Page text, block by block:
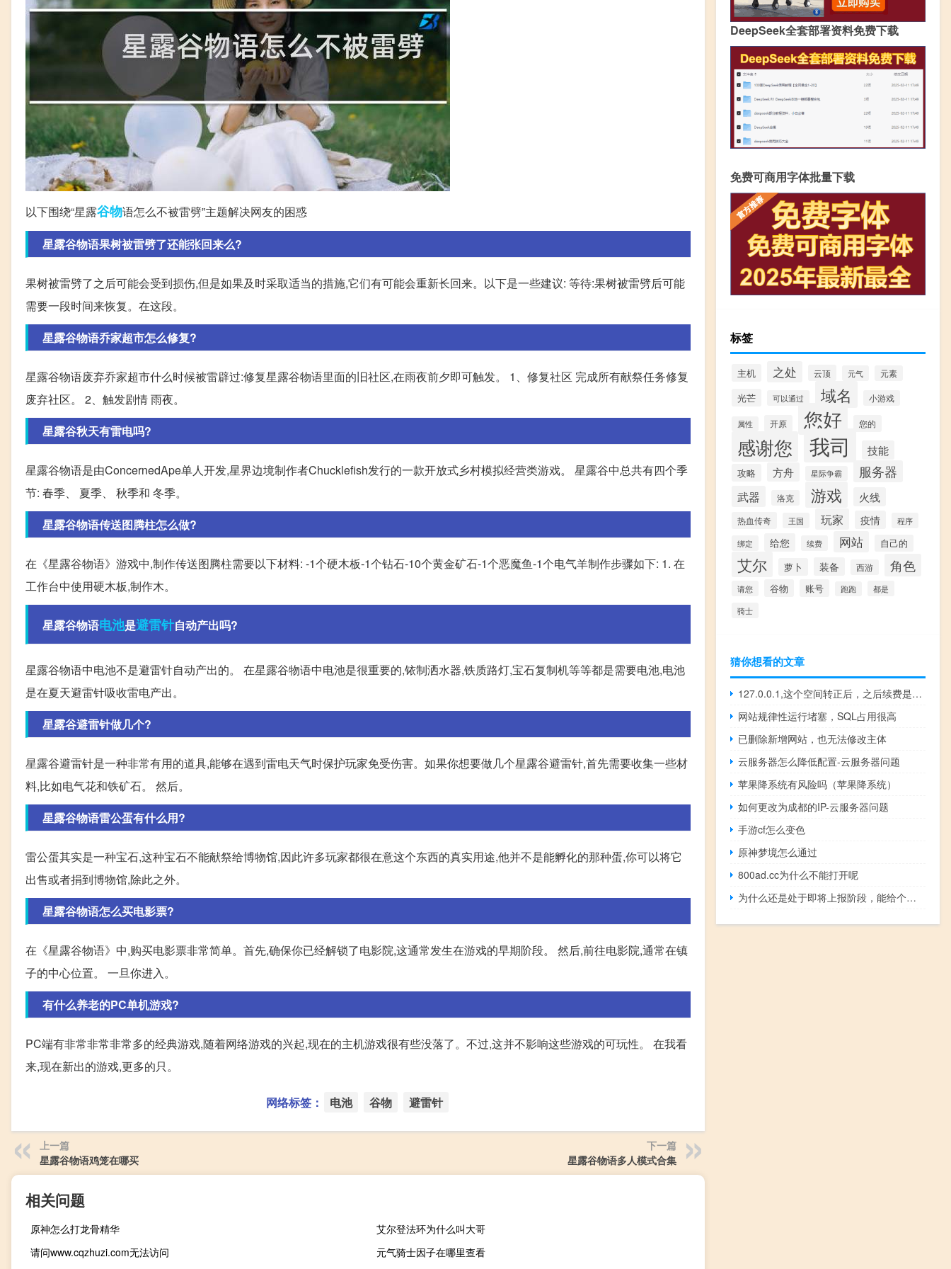
以下围绕“星露谷物语怎么不被雷劈”主题解决网友的困惑
星露谷物语果树被雷劈了还能张回来么?
果树被雷劈了之后可能会受到损伤,但是如果及时采取适当的措施,它们有可能会重新长回来。以下是一些建议: 等待:果树被雷劈后可能
需要一段时间来恢复。在这段。
星露谷物语乔家超市怎么修复?
星露谷物语废弃乔家超市什么时候被雷辟过:修复星露谷物语里面的旧社区,在雨夜前夕即可触发。 1、修复社区 完成所有献祭任务修复
废弃社区。 2、触发剧情 雨夜。
星露谷秋天有雷电吗?
星露谷物语是由ConcernedApe单人开发,星界边境制作者Chucklefish发行的一款开放式乡村模拟经营类游戏。 星露谷中总共有四个季
节: 春季、 夏季、 秋季和 冬季。
星露谷物语传送图腾柱怎么做?
在《星露谷物语》游戏中,制作传送图腾柱需要以下材料: -1个硬木板-1个钻石-10个黄金矿石-1个恶魔鱼-1个电气羊制作步骤如下: 1. 在
工作台中使用硬木板,制作木。
星露谷物语电池是避雷针自动产出吗?
星露谷物语中电池不是避雷针自动产出的。 在星露谷物语中电池是很重要的,铱制洒水器,铁质路灯,宝石复制机等等都是需要电池,电池
是在夏天避雷针吸收雷电产出。
星露谷避雷针做几个?
星露谷避雷针是一种非常有用的道具,能够在遇到雷电天气时保护玩家免受伤害。如果你想要做几个星露谷避雷针,首先需要收集一些材
料,比如电气花和铁矿石。 然后。
星露谷物语雷公蛋有什么用?
雷公蛋其实是一种宝石,这种宝石不能献祭给博物馆,因此许多玩家都很在意这个东西的真实用途,他并不是能孵化的那种蛋,你可以将它
出售或者捐到博物馆,除此之外。
星露谷物语怎么买电影票?
在《星露谷物语》中,购买电影票非常简单。首先,确保你已经解锁了电影院,这通常发生在游戏的早期阶段。 然后,前往电影院,通常在镇
子的中心位置。 一旦你进入。
有什么养老的PC单机游戏?
PC端有非常非常非常多的经典游戏,随着网络游戏的兴起,现在的主机游戏很有些没落了。不过,这并不影响这些游戏的可玩性。 在我看
来,现在新出的游戏,更多的只。
网络标签： 电池 谷物 避雷针
上一篇
星露谷物语鸡笼在哪买
下一篇
星露谷物语多人模式合集
相关问题
原神怎么打龙骨精华
艾尔登法环为什么叫大哥
请问www.cqzhuzi.com无法访问
元气骑士因子在哪里查看
DeepSeek全套部署资料免费下载
免费可商用字体批量下载
标签
主机 之处 云顶 元气 元素
光芒 可以通过 域名 小游戏
属性 开原 您好 您的
感谢您 我司 技能
攻略 方舟 星际争霸 服务器
武器 洛克 游戏 火线
热血传奇 王国 玩家 疫情
程序
绑定
给您 续费 网站 自己的
艾尔 萝卜 装备 西游 角色
请您 谷物 账号 跑跑
都是
骑士
猜你想看的文章
127.0.0.1,这个空间转正后，之后续费是多少钱啊（每年
网站规律性运行堵塞，SQL占用很高
已删除新增网站，也无法修改主体
云服务器怎么降低配置-云服务器问题
苹果降系统有风险吗（苹果降系统）
如何更改为成都的IP-云服务器问题
手游cf怎么变色
原神梦境怎么通过
800ad.cc为什么不能打开呢
为什么还是处于即将上报阶段，能给个说法吗